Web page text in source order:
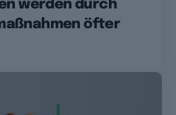
werden durch
öfter